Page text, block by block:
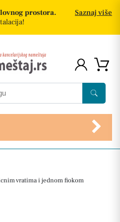
prostora.
Saznaj više
vratima i jednom fiokom